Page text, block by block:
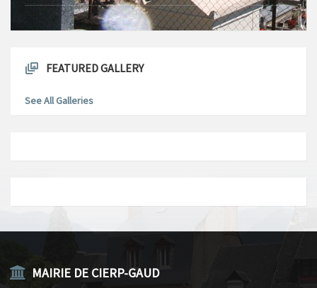
FEATURED GALLERY
See All Galleries
MAIRIE DE CIERP-GAUD